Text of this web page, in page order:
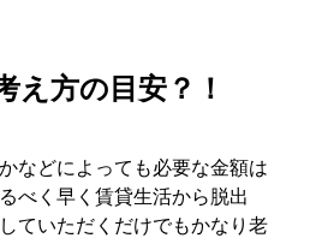
え方の目安？！
などによっても必要な金額は
べく早く賃貸生活から脱出
ていただくだけでもかなり老